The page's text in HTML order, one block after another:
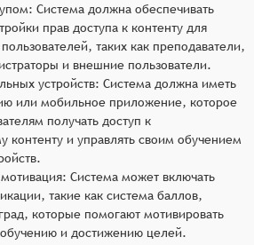
Система должна обеспечивать
прав доступа к контенту для
таких как преподаватели,
и внешние пользователи.
устройств: Система должна иметь
или мобильное приложение, которое
получать доступ к
контенту и управлять своим обучением
Система может включать
такие как система баллов,
которые помогают мотивировать
обучению и достижению целей.